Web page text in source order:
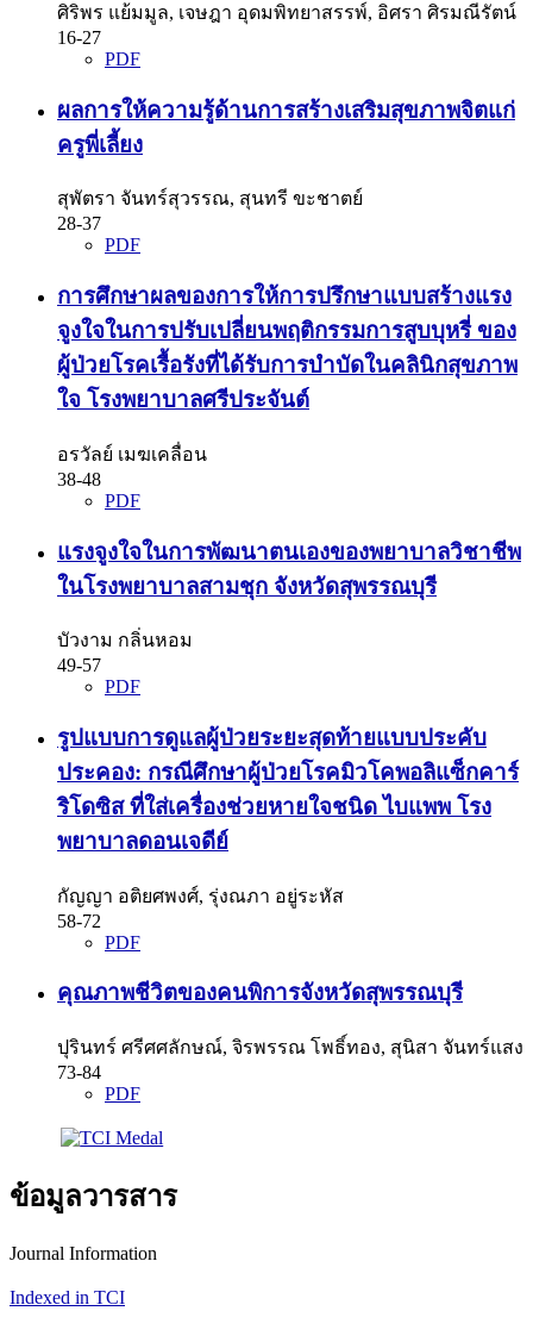
ศิริพร แย้มมูล, เจษฎา อุดมพิทยาสรรพ์, อิศรา ศิรมณีรัตน์
16-27
PDF
ผลการให้ความรู้ด้านการสร้างเสริมสุขภาพจิตแก่
ครูพี่เลี้ยง
สุพัตรา จันทร์สุวรรณ, สุนทรี ขะชาตย์
28-37
PDF
การศึกษาผลของการให้การปรึกษาแบบสร้างแรง
จูงใจในการปรับเปลี่ยนพฤติกรรมการสูบบุหรี่ ของ
ผู้ป่วยโรคเรื้อรังที่ได้รับการบำบัดในคลินิกสุขภาพ
ใจ โรงพยาบาลศรีประจันต์
อรวัลย์ เมฆเคลื่อน
38-48
PDF
แรงจูงใจในการพัฒนาตนเองของพยาบาลวิชาชีพ
ในโรงพยาบาลสามชุก จังหวัดสุพรรณบุรี
บัวงาม กลิ่นหอม
49-57
PDF
รูปแบบการดูแลผู้ป่วยระยะสุดท้ายแบบประคับ
ประคอง: กรณีศึกษาผู้ป่วยโรคมิวโคพอลิแซ็กคาร์
ริโดซิส ที่ใส่เครื่องช่วยหายใจชนิด ไบแพพ โรง
พยาบาลดอนเจดีย์
กัญญา อติยศพงศ์, รุ่งณภา อยู่ระหัส
58-72
PDF
คุณภาพชีวิตของคนพิการจังหวัดสุพรรณบุรี
ปุรินทร์ ศรีศศลักษณ์, จิรพรรณ โพธิ์ทอง, สุนิสา จันทร์แสง
73-84
PDF
ข้อมูลวารสาร
Journal Information
Indexed in TCI